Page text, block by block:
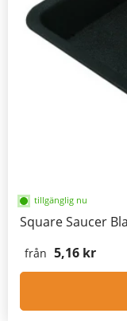
tillgänglig nu
Square Saucer
från 5,16 kr